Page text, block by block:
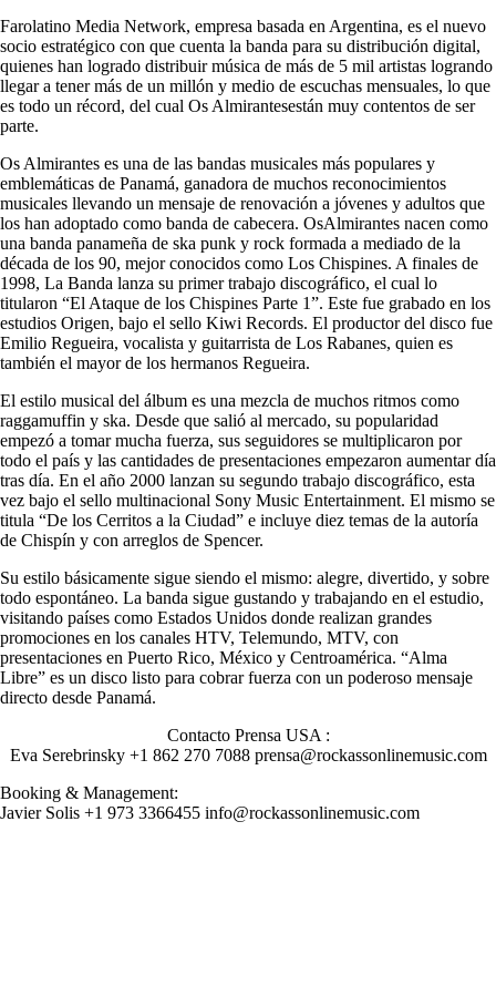
Farolatino Media Network, empresa basada en Argentina, es el nuevo
socio estratégico con que cuenta la banda para su distribución digital,
quienes han logrado distribuir música de más de 5 mil artistas logrando
llegar a tener más de un millón y medio de escuchas mensuales, lo que
es todo un récord, del cual Os Almirantesestán muy contentos de ser
parte.
Os Almirantes es una de las bandas musicales más populares y
emblemáticas de Panamá, ganadora de muchos reconocimientos
musicales llevando un mensaje de renovación a jóvenes y adultos que
los han adoptado como banda de cabecera. OsAlmirantes nacen como
una banda panameña de ska punk y rock formada a mediado de la
década de los 90, mejor conocidos como Los Chispines. A finales de
1998, La Banda lanza su primer trabajo discográfico, el cual lo
titularon “El Ataque de los Chispines Parte 1”. Este fue grabado en los
estudios Origen, bajo el sello Kiwi Records. El productor del disco fue
Emilio Regueira, vocalista y guitarrista de Los Rabanes, quien es
también el mayor de los hermanos Regueira.
El estilo musical del álbum es una mezcla de muchos ritmos como
raggamuffin y ska. Desde que salió al mercado, su popularidad
empezó a tomar mucha fuerza, sus seguidores se multiplicaron por
todo el país y las cantidades de presentaciones empezaron aumentar día
tras día. En el año 2000 lanzan su segundo trabajo discográfico, esta
vez bajo el sello multinacional Sony Music Entertainment. El mismo se
titula “De los Cerritos a la Ciudad” e incluye diez temas de la autoría
de Chispín y con arreglos de Spencer.
Su estilo básicamente sigue siendo el mismo: alegre, divertido, y sobre
todo espontáneo. La banda sigue gustando y trabajando en el estudio,
visitando países como Estados Unidos donde realizan grandes
promociones en los canales HTV, Telemundo, MTV, con
presentaciones en Puerto Rico, México y Centroamérica. “Alma
Libre” es un disco listo para cobrar fuerza con un poderoso mensaje
directo desde Panamá.
Contacto Prensa USA :
Eva Serebrinsky +1 862 270 7088 prensa@rockassonlinemusic.com
Booking & Management:
Javier Solis +1 973 3366455 info@rockassonlinemusic.com